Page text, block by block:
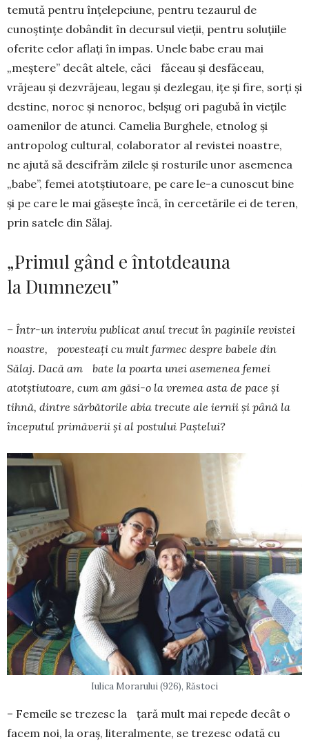
temută pentru înțelepciune, pentru tezaurul de
cunoștințe dobândit în decursul vieții, pentru soluțiile
oferite celor aflați în impas. Unele babe erau mai
„meștere” decât altele, căci făceau și desfăceau,
vrăjeau și dezvrăjeau, legau și dezlegau, ițe și fire, sorți și
destine, noroc și nenoroc, belșug ori pagubă în viețile
oamenilor de atunci. Camelia Burghele, etnolog și
antropolog cultural, colaborator al revistei noastre,
ne ajută să descifrăm zilele și ros­turile unor asemenea
„babe”, femei atotștiutoare, pe care le-a cunoscut bine
și pe care le mai găsește încă, în cercetările ei de teren,
prin satele din Sălaj.
„Primul gând e întotdeauna
la Dumnezeu”
– Într-un interviu publicat anul trecut în paginile revistei
noastre, povesteați cu mult farmec despre babele din
Sălaj. Dacă am bate la poarta unei asemenea femei
atotștiutoare, cum am găsi-o la vremea asta de pace și
tihnă, dintre sărbătorile abia trecute ale iernii și până la
începutul primăverii și al postului Paștelui?
Iulica Morarului (926), Răstoci
– Femeile se trezesc la țară mult mai repede decât o
facem noi, la oraș, literalmente, se trezesc odată cu